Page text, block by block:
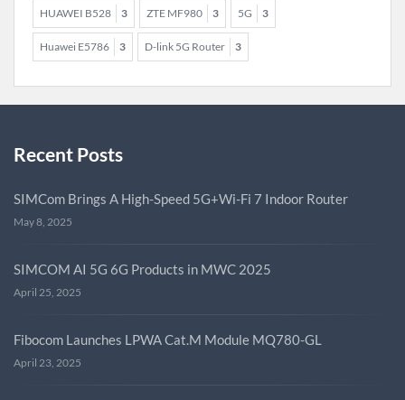
HUAWEI B528 3 ZTE MF980 3 5G 3
Huawei E5786 3 D-link 5G Router 3
Recent Posts
SIMCom Brings A High-Speed 5G+Wi-Fi 7 Indoor Router
May 8, 2025
SIMCOM AI 5G 6G Products in MWC 2025
April 25, 2025
Fibocom Launches LPWA Cat.M Module MQ780-GL
April 23, 2025